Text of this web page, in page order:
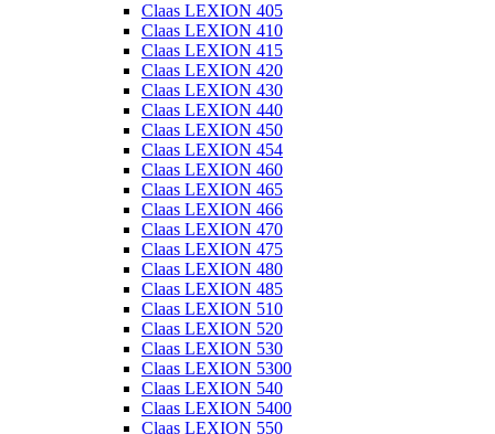
Claas LEXION 405
Claas LEXION 410
Claas LEXION 415
Claas LEXION 420
Claas LEXION 430
Claas LEXION 440
Claas LEXION 450
Claas LEXION 454
Claas LEXION 460
Claas LEXION 465
Claas LEXION 466
Claas LEXION 470
Claas LEXION 475
Claas LEXION 480
Claas LEXION 485
Claas LEXION 510
Claas LEXION 520
Claas LEXION 530
Claas LEXION 5300
Claas LEXION 540
Claas LEXION 5400
Claas LEXION 550